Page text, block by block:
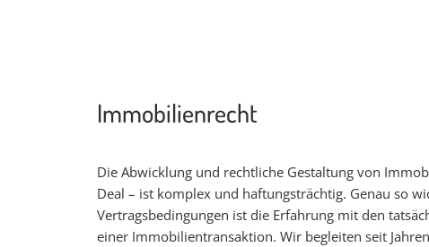
Immobilienrecht
Die Abwicklung und rechtliche Gestaltung von
Deal – ist komplex und haftungsträchtig. Genau so
Vertragsbedingungen ist die Erfahrung mit den
einer Immobilientransaktion. Wir begleiten seit